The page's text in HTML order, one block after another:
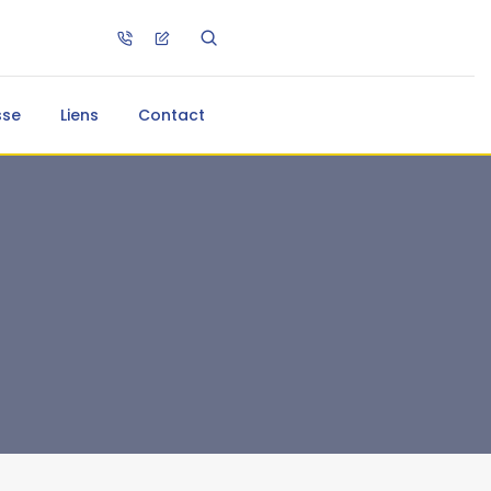
Liens Contact